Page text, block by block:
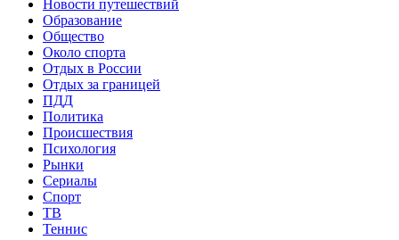
Новости путешествий
Образование
Общество
Около спорта
Отдых в России
Отдых за границей
ПДД
Политика
Происшествия
Психология
Рынки
Сериалы
Спорт
ТВ
Теннис